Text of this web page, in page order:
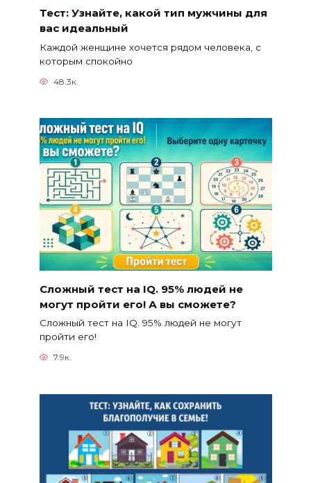
Тест: Узнайте, какой тип мужчины для
вас идеальный
Каждой женщине хочется рядом человека, с
которым спокойно
48.3к.
Сложный тест на IQ. 95% людей не
могут пройти его! А вы сможете?
Сложный тест на IQ. 95% людей не могут
пройти его!
7.9к.